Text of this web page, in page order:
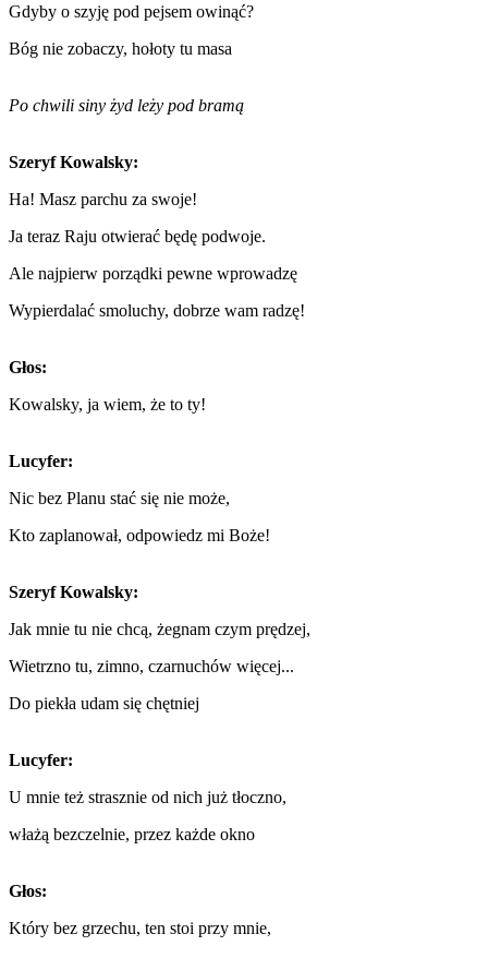
Gdyby o szyję pod pejsem owinąć?
Bóg nie zobaczy, hołoty tu masa
Po chwili siny żyd leży pod bramą
Szeryf Kowalsky:
Ha! Masz parchu za swoje!
Ja teraz Raju otwierać będę podwoje.
Ale najpierw porządki pewne wprowadzę
Wypierdalać smoluchy, dobrze wam radzę!
Głos:
Kowalsky, ja wiem, że to ty!
Lucyfer:
Nic bez Planu stać się nie może,
Kto zaplanował, odpowiedz mi Boże!
Szeryf Kowalsky:
Jak mnie tu nie chcą, żegnam czym prędzej,
Wietrzno tu, zimno, czarnuchów więcej...
Do piekła udam się chętniej
Lucyfer:
U mnie też strasznie od nich już tłoczno,
włażą bezczelnie, przez każde okno
Głos:
Który bez grzechu, ten stoi przy mnie,